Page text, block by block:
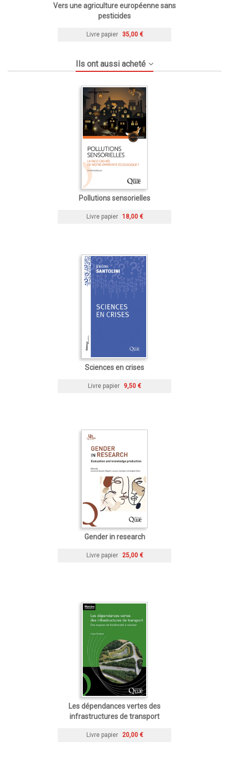
Vers une agriculture européenne sans
pesticides
Livre papier 35,00 €
Ils ont aussi acheté
Pollutions sensorielles
Livre papier 18,00 €
Sciences en crises
Livre papier 9,50 €
Gender in research
Livre papier 25,00 €
Les dépendances vertes des
infrastructures de transport
Livre papier 20,00 €